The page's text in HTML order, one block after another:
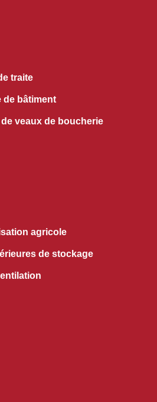
traite
de bâtiment
veaux de boucherie
agricole
de stockage